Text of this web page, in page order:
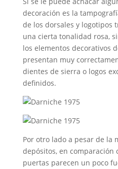
decoración es la
de los dorsales y logotipos
una cierta tonalidad rosa,
los elementos decorativos
presentan muy
dientes de sierra o logos
definidos.
Por otro lado a pesar de la
depósitos, en comparación
puertas parecen un poco